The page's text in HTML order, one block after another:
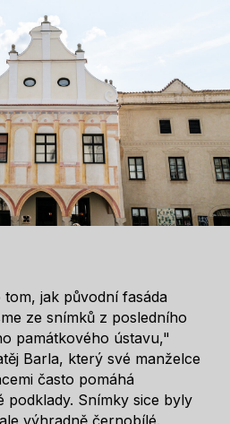
jak původní fasáda
ze snímků z posledního
památkového ústavu,"
Barla, který své manželce
často pomáhá
podklady. Snímky sice byly